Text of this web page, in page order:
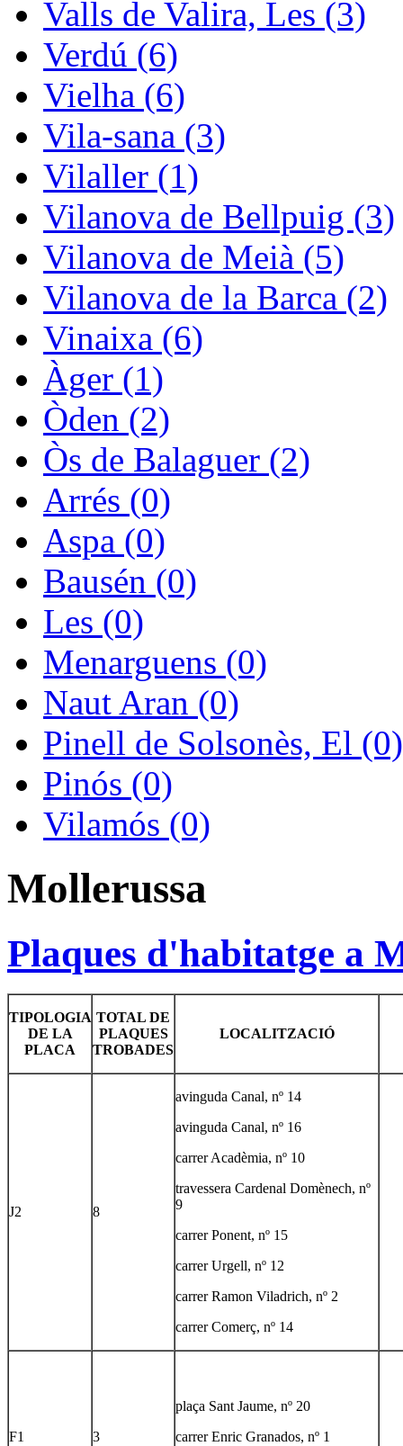
Valls de Valira, Les (3)
Verdú (6)
Vielha (6)
Vila-sana (3)
Vilaller (1)
Vilanova de Bellpuig (3)
Vilanova de Meià (5)
Vilanova de la Barca (2)
Vinaixa (6)
Àger (1)
Òden (2)
Òs de Balaguer (2)
Arrés (0)
Aspa (0)
Bausén (0)
Les (0)
Menarguens (0)
Naut Aran (0)
Pinell de Solsonès, El (0)
Pinós (0)
Vilamós (0)
Mollerussa
Plaques d'habitatge a
TIPOLOGIA
DE LA
PLACA
TOTAL DE
PLAQUES
TROBADES
LOCALITZACIÓ
J2 8
avinguda Canal, nº 14
avinguda Canal, nº 16
carrer Acadèmia, nº 10
travessera Cardenal Domènech, nº
9
carrer Ponent, nº 15
carrer Urgell, nº 12
carrer Ramon Viladrich, nº 2
carrer Comerç, nº 14
F1 3
plaça Sant Jaume, nº 20
carrer Enric Granados, nº 1